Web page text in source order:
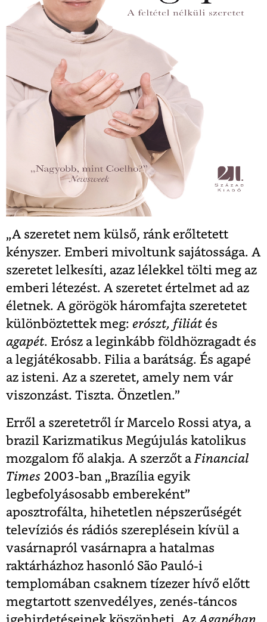
„A szeretet nem külső, ránk erőltetett
kényszer. Emberi mivoltunk sajátossága. A
szeretet lelkesíti, azaz lélekkel tölti meg az
emberi létezést. A szeretet értelmet ad az
életnek. A görögök háromfajta szeretetet
különböztettek meg: erószt, filiátés
agapét. Erósz a leginkább földhözragadt és
a legjátékosabb. Filia a barátság. És agapé
az isteni. Az a szeretet, amely nem vár
viszonzást. Tiszta. Önzetlen.”
Erről a szeretetről ír Marcelo Rossi atya, a
brazil Karizmatikus Megújulás katolikus
mozgalom fő alakja. A szerzőt aFinancial
Times 2003-ban „Brazília egyik
legbefolyásosabb embereként”
aposztrofálta, hihetetlen népszerűségét
televíziós és rádiós szereplésein kívül a
vasárnapról vasárnapra a hatalmas
raktárházhoz hasonló São Pauló-i
templomában csaknem tízezer hívő előtt
megtartott szenvedélyes, zenés-táncos